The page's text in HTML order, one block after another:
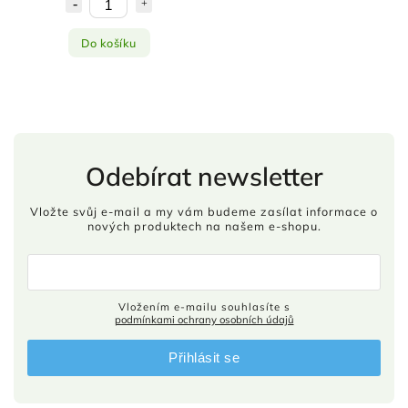
Do košíku
Odebírat newsletter
Vložte svůj e-mail a my vám budeme zasílat informace o
nových produktech na našem e-shopu.
podmínkami ochrany osobních údajů
Přihlásit se